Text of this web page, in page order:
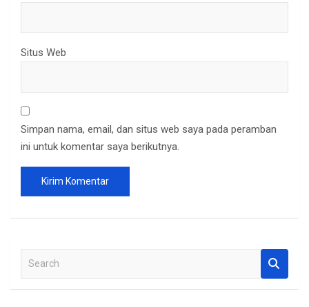
Situs Web
Simpan nama, email, dan situs web saya pada peramban
ini untuk komentar saya berikutnya.
a